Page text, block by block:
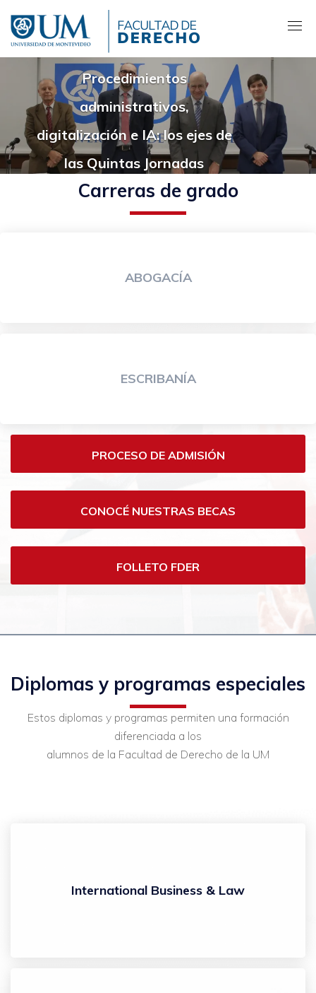
contenido
principal
Procedimientos
administrativos,
digitalización e IA: los ejes de
las Quintas Jornadas
Montevideanas de Derecho
Administrativo Prof. Dr.
Carreras de grado
ABOGACÍA
ESCRIBANÍA
Carreras
de
Derecho
PROCESO DE ADMISIÓN
CONOCÉ NUESTRAS BECAS
FOLLETO FDER
Diplomas y programas especiales
Estos diplomas y programas permiten una formación
diferenciada a los
alumnos de la Facultad de Derecho de la UM
International Business & Law